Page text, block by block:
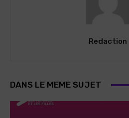
Redaction
DANS LE MEME SUJET